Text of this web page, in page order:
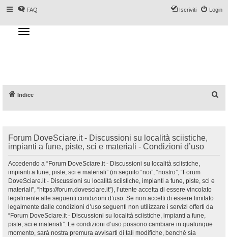
FAQ Login
Iscriviti
T
o
g
a
t
Indice
Forum DoveSciare.it - Discussioni su località sciistiche,
impianti a fune, piste, sci e materiali - Condizioni d’uso
Accedendo a “Forum DoveSciare.it - Discussioni su località sciistiche,
impianti a fune, piste, sci e materiali” (in seguito “noi”, “nostro”, “Forum
DoveSciare.it - Discussioni su località sciistiche, impianti a fune, piste, sci e
materiali”, “https://forum.dovesciare.it”), l’utente accetta di essere vincolato
legalmente alle seguenti condizioni d’uso. Se non accetti di essere limitato
legalmente dalle condizioni d’uso seguenti non utilizzare i servizi offerti da
“Forum DoveSciare.it - Discussioni su località sciistiche, impianti a fune,
piste, sci e materiali”. Le condizioni d’uso possono cambiare in qualunque
momento, sarà nostra premura avvisarti di tali modifiche, benché sia